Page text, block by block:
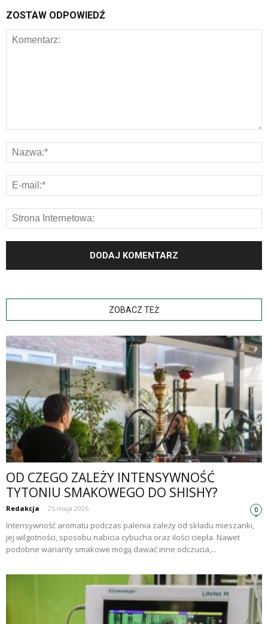
ZOSTAW ODPOWIEDŹ
ZOBACZ TEŻ
OD CZEGO ZALEŻY INTENSYWNOŚĆ
TYTONIU SMAKOWEGO DO SHISHY?
Redakcja - 25 maja 2026 0
Intensywność aromatu podczas palenia zależy od składu mieszanki,
jej wilgotności, sposobu nabicia cybucha oraz ilości ciepła. Nawet
podobne warianty smakowe mogą dawać inne odczucia,...